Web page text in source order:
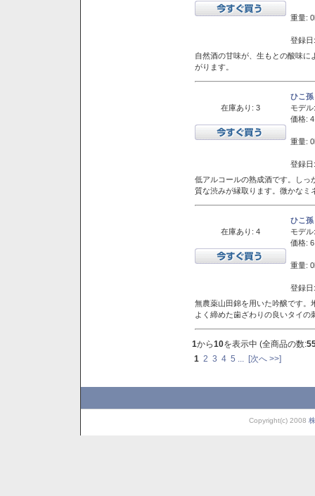
重量:
登録
自然酒の甘味が、生もとの酸味
がります。
在庫あり: 3
ひこ
モデル:
価格:
重量:
登録
低アルコールの熟成酒です。しっ
質な渋みが縁取ります。微かなミ
在庫あり: 4
ひこ
モデル:
価格:
重量:
登録
無農薬山田錦を用いた吟醸です
よく締めた歯ざわりの良いタイ
1から10を表示中 (全商品の数:
1 2 3 4 5 [次へ >>]
Copyright(c) 2008